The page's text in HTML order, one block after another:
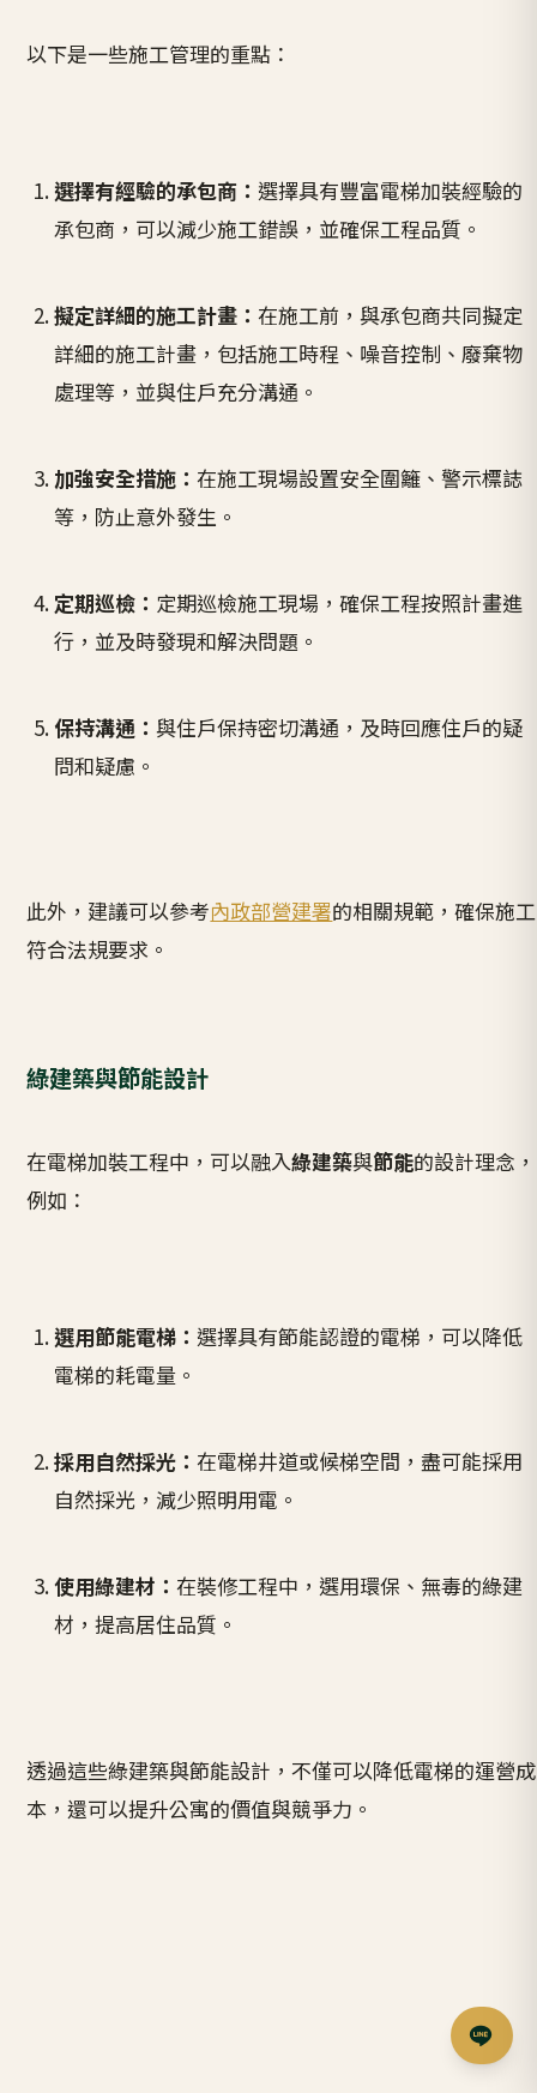
以下是一些施工管理的重點：
選擇有經驗的承包商： 選擇具有豐富電梯加裝經驗的
承包商，可以減少施工錯誤，並確保工程品質。
擬定詳細的施工計畫： 在施工前，與承包商共同擬定
詳細的施工計畫，包括施工時程、噪音控制、廢棄物
處理等，並與住戶充分溝通。
加強安全措施： 在施工現場設置安全圍籬、警示標誌
等，防止意外發生。
定期巡檢： 定期巡檢施工現場，確保工程按照計畫進
行，並及時發現和解決問題。
保持溝通： 與住戶保持密切溝通，及時回應住戶的疑
問和疑慮。
此外，建議可以參考內政部營建署的相關規範，確保施工
符合法規要求。
綠建築與節能設計
在電梯加裝工程中，可以融入綠建築與節能的設計理念，
例如：
選用節能電梯： 選擇具有節能認證的電梯，可以降低
電梯的耗電量。
採用自然採光： 在電梯井道或候梯空間，盡可能採用
自然採光，減少照明用電。
使用綠建材： 在裝修工程中，選用環保、無毒的綠建
材，提高居住品質。
透過這些綠建築與節能設計，不僅可以降低電梯的運營成
本，還可以提升公寓的價值與競爭力。